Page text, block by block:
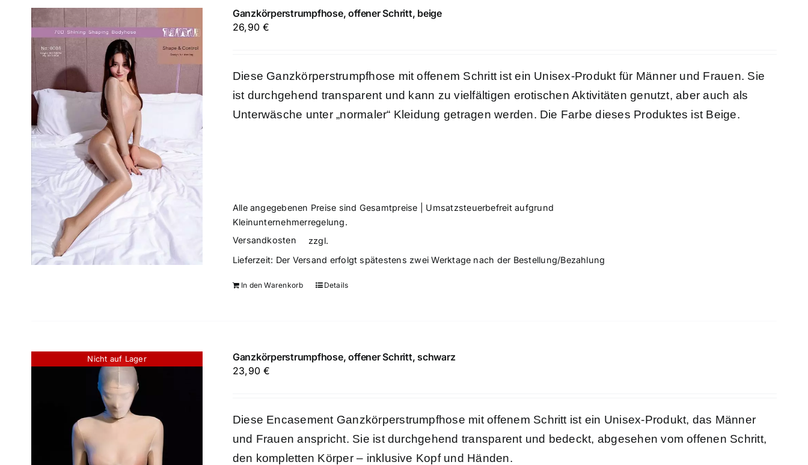
Ganzkörperstrumpfhose, offener Schritt, beige
26,90€
Diese Ganzkörperstrumpfhose mit offenem Schritt ist ein Unisex-Produkt für Männer und Frauen. Sie
ist durchgehend transparent und kann zu vielfältigen erotischen Aktivitäten genutzt, aber auch als
Unterwäsche unter „normaler“ Kleidung getragen werden. Die Farbe dieses Produktes ist Beige.
Alle angegebenen Preise sind Gesamtpreise | Umsatzsteuerbefreit aufgrund
Kleinunternehmerregelung.
zzgl.
Versandkosten
Lieferzeit: Der Versand erfolgt spätestens zwei Werktage nach der Bestellung/Bezahlung
In den Warenkorb Details
Nicht auf Lager
Ganzkörperstrumpfhose, offener Schritt, schwarz
23,90€
Diese Encasement Ganzkörperstrumpfhose mit offenem Schritt ist ein Unisex-Produkt, das Männer
und Frauen anspricht. Sie ist durchgehend transparent und bedeckt, abgesehen vom offenen Schritt,
den kompletten Körper – inklusive Kopf und Händen.